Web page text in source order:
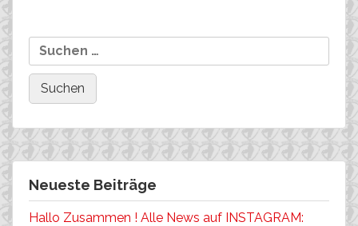
Neueste Beiträge
Hallo Zusammen ! Alle News auf INSTAGRAM: